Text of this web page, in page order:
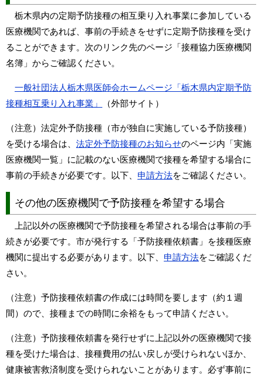
栃木県内の定期予防接種の相互乗り入れ事業に参加している
医療機関であれば、事前の手続きをせずに定期予防接種を受け
ることができます。次のリンク先のページ「接種協力医療機関
名簿」からご確認ください。
一般社団法人栃木県医師会ホームページ「栃木県内定期予防
接種相互乗り入れ事業」
（外部サイト）
（注意）法定外予防接種（市が独自に実施している予防接種）
を受ける場合は、 法定外予防接種のお知らせのページ内「実施
医療機関一覧」に記載のない医療機関で接種を希望する場合に
事前の手続きが必要です。以下、 申請方法をご確認ください。
その他の医療機関で予防接種を希望する場合
上記以外の医療機関で予防接種を希望される場合は事前の手
続きが必要です。市が発行する「予防接種依頼書」を接種医療
機関に提出する必要があります。以下、 申請方法をご確認くだ
さい。
（注意）予防接種依頼書の作成には時間を要します（約１週
間）ので、接種までの時間に余裕をもって申請ください。
（注意）予防接種依頼書を発行せずに上記以外の医療機関で接
種を受けた場合は、接種費用の払い戻しが受けられないほか、
健康被害救済制度を受けられないことがあります。必ず事前に